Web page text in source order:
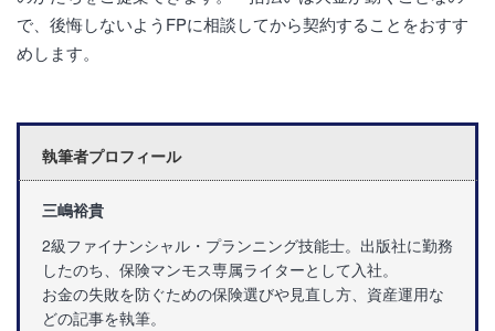
で、後悔しないようFPに相談してから契約することをおすす
めします。
執筆者プロフィール
三嶋裕貴
2級ファイナンシャル・プランニング技能士。出版社に勤務
したのち、保険マンモス専属ライターとして入社。
お金の失敗を防ぐための保険選びや見直し方、資産運用な
どの記事を執筆。